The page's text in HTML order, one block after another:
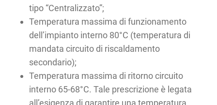
tipo “Centralizzato”;
Temperatura massima di funzionamento
dell’impianto interno 80°C (temperatura di
mandata circuito di riscaldamento
secondario);
Temperatura massima di ritorno circuito
interno 65-68°C. Tale prescrizione è legata
all’esigenza di garantire una temperatura